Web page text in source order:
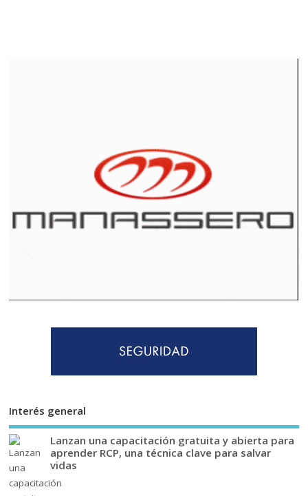
Interés general
Lanzan una capacitación gratuita y abierta para
aprender RCP, una técnica clave para salvar
vidas